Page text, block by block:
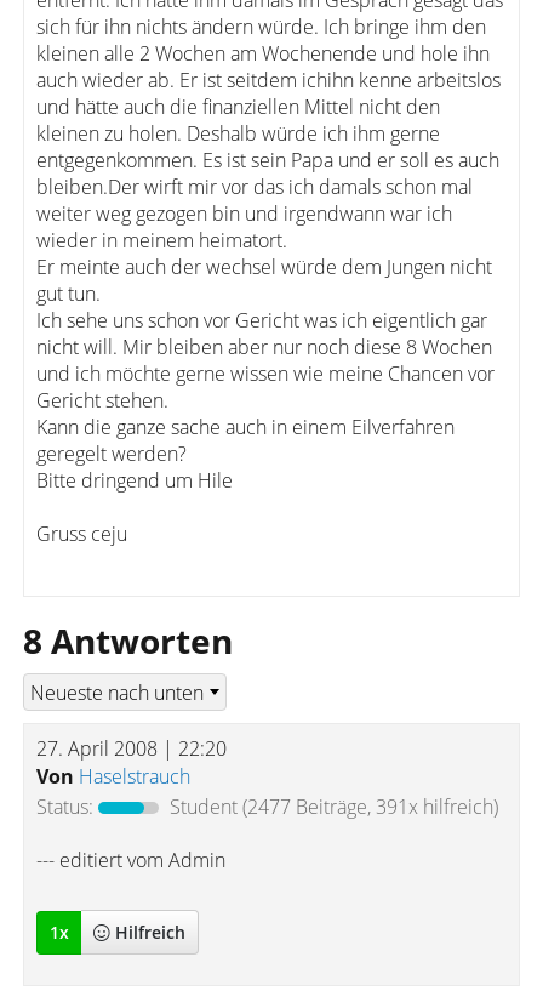
sich für ihn nichts ändern würde. Ich bringe ihm den
kleinen alle 2 Wochen am Wochenende und hole ihn
auch wieder ab. Er ist seitdem ichihn kenne arbeitslos
und hätte auch die finanziellen Mittel nicht den
kleinen zu holen. Deshalb würde ich ihm gerne
entgegenkommen. Es ist sein Papa und er soll es auch
bleiben.Der wirft mir vor das ich damals schon mal
weiter weg gezogen bin und irgendwann war ich
wieder in meinem heimatort.
Er meinte auch der wechsel würde dem Jungen nicht
gut tun.
Ich sehe uns schon vor Gericht was ich eigentlich gar
nicht will. Mir bleiben aber nur noch diese 8 Wochen
und ich möchte gerne wissen wie meine Chancen vor
Gericht stehen.
Kann die ganze sache auch in einem Eilverfahren
geregelt werden?
Bitte dringend um Hile
Gruss ceju
8 Antworten
27. April 2008 | 22:20
Von Haselstrauch
Status:
Student(2477 Beiträge, 391x hilfreich)
--- editiert vom Admin
1x Hilfreich